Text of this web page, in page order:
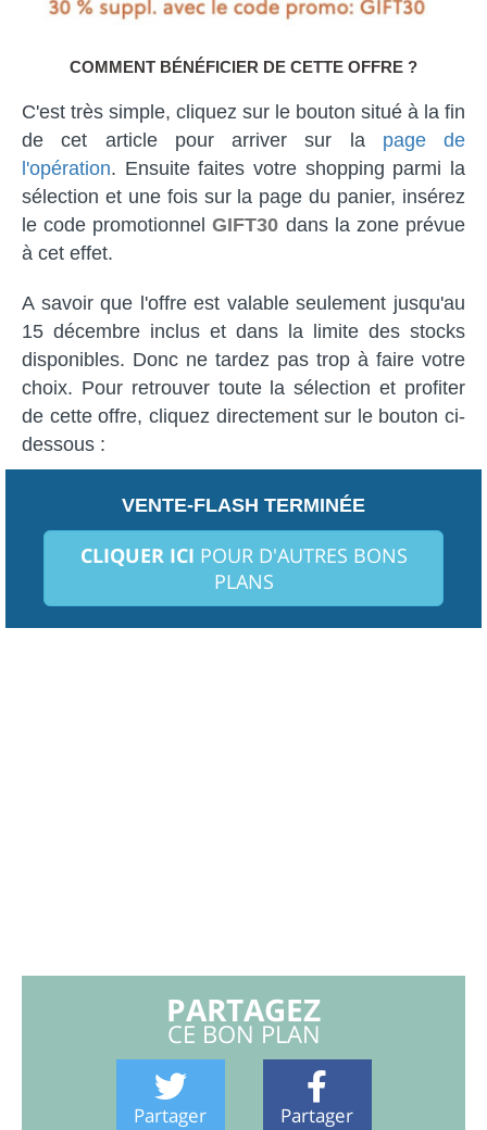
COMMENT BÉNÉFICIER DE CETTE OFFRE ?
C'est très simple, cliquez sur le bouton situé à la fin
de cet article pour arriver sur la page de
l'opération. Ensuite faites votre shopping parmi la
sélection et une fois sur la page du panier, insérez
le code promotionnelGIFT30 dans la zone prévue
à cet effet.
A savoir que l'offre est valable seulement jusqu'au
15 décembre inclus et dans la limite des stocks
disponibles. Donc ne tardez pas trop à faire votre
choix. Pour retrouver toute la sélection et profiter
de cette offre, cliquez directement sur le bouton ci-
dessous :
VENTE-FLASH TERMINÉE
CLIQUER ICI POUR D'AUTRES BONS
PLANS
PARTAGEZ
CE BON PLAN
Partager Partager